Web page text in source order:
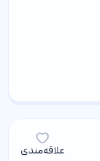
علاقه‌مندی